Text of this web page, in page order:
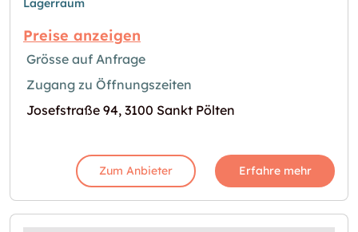
Lagerraum
Preise anzeigen
Grösse auf Anfrage
Zugang zu Öffnungszeiten
Josefstraße 94, 3100 Sankt Pölten
Zum Anbieter Erfahre mehr